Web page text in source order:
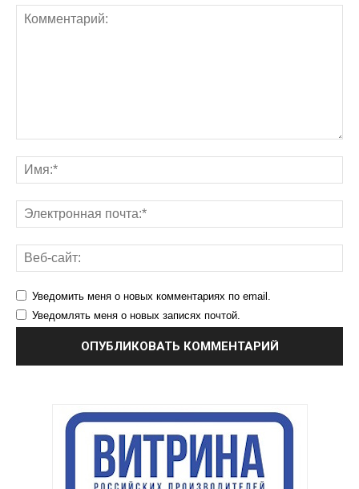
Уведомить меня о новых комментариях по email.
Уведомлять меня о новых записях почтой.